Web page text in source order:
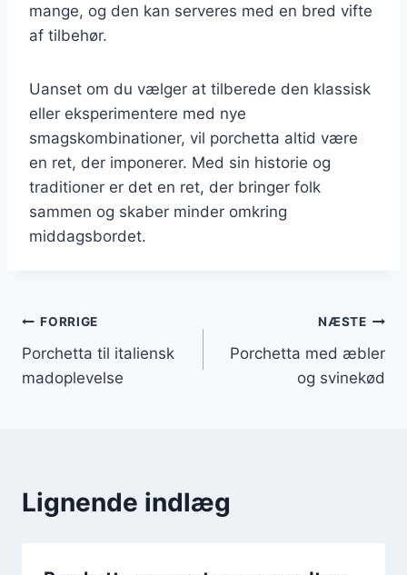
mange, og den kan serveres med en bred vifte
af tilbehør.
Uanset om du vælger at tilberede den klassisk
eller eksperimentere med nye
smagskombinationer, vil porchetta altid være
en ret, der imponerer. Med sin historie og
traditioner er det en ret, der bringer folk
sammen og skaber minder omkring
middagsbordet.
Indlægsnavigation
FORRIGE
Porchetta til italiensk
madoplevelse
NÆSTE
Porchetta med æbler
og svinekød
Lignende indlæg